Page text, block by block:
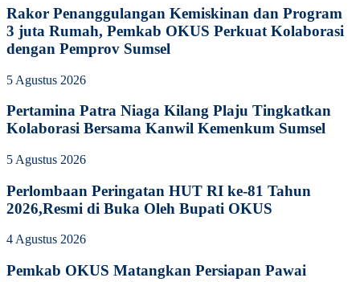
Rakor Penanggulangan Kemiskinan dan Program
3 juta Rumah, Pemkab OKUS Perkuat Kolaborasi
dengan Pemprov Sumsel
5 Agustus 2026
Pertamina Patra Niaga Kilang Plaju Tingkatkan
Kolaborasi Bersama Kanwil Kemenkum Sumsel
5 Agustus 2026
Perlombaan Peringatan HUT RI ke-81 Tahun
2026,Resmi di Buka Oleh Bupati OKUS
4 Agustus 2026
Pemkab OKUS Matangkan Persiapan Pawai